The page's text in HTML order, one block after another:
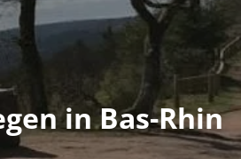
in Bas-Rhin